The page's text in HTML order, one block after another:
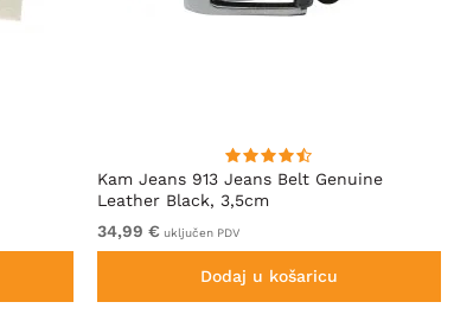
Kam Jeans 913 Jeans Belt Genuine
Leather Black, 3,5cm
34,99 € uključen PDV
Dodaj u košaricu